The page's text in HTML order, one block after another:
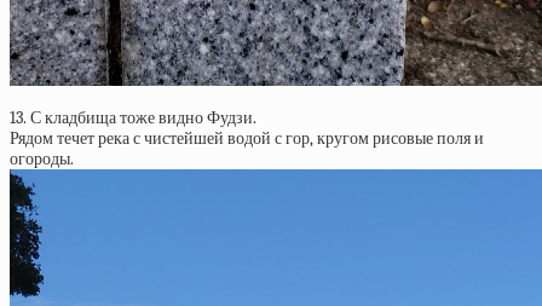
13. С кладбища тоже видно Фудзи.
Рядом течет река с чистейшей водой с гор, кругом рисовые поля и
огороды.